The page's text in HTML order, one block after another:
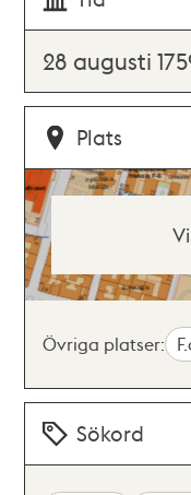
28 augusti
Plats
Övriga platser:
Sökord